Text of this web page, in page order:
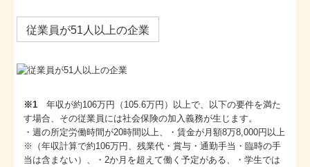
従業員が51人以上の企業
※1 年収が約106万円（105.6万円）以上で、以下の要件を満た
す場合、その従業員には社会保険の加入義務が生じます。
・週の所定労働時間が20時間以上、・賃金が月額8万8,000円以上
※（年収計算で約106万円、残業代・賞与・通勤手当・臨時の手
当は含まない）、・2か月を超えて働く予定がある、・学生では